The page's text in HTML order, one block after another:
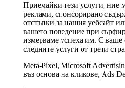
Приемайки тези услуги, ние
реклами, спонсорирано
отстъпки за нашия уебсайт
вашето поведение при
измерваме успеха им. С ваше
следните услуги от трети
Meta-Pixel, Microsoft
въз основа на кликове, Ads